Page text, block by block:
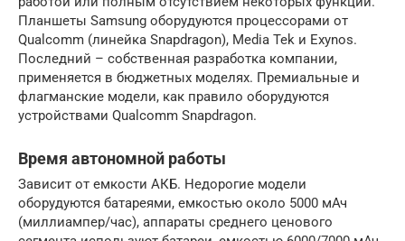
Планшеты Samsung оборудуются процессорами от
Qualcomm (линейка Snapdragon), Media Tek и Exynos.
Последний – собственная разработка компании,
применяется в бюджетных моделях. Премиальные и
флагманские модели, как правило оборудуются
устройствами Qualcomm Snapdragon.
Время автономной работы
Зависит от емкости АКБ. Недорогие модели
оборудуются батареями, емкостью около 5000 мАч
(миллиампер/час), аппараты среднего ценового